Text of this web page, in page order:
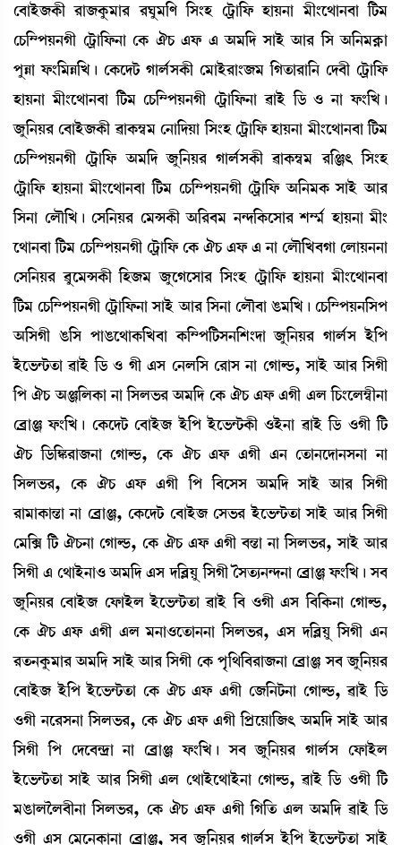
ë¤àÒü\A¡ã ¹à\Aå¡³à¹ ¹Qå³[o [Î}Ò ëi¡öà[ó¡ ÒàÚ>à ³ã}ì=à>¤à [i¡³
ëW¡[´šÚ>Kã ëi¡öà[ó¡>à ëA¡ 'W¡ &ó¡ & "³[ƒ ÎàÒü "à¹ [Î "[>³A¥¡à
šåÄà ó¡}[³Ä[J¡ú ëA¡ìƒi¡ Kàº¢ÎA¡ã ë³àÒü¹à}\³ [Kt¡à¹à[> ëƒ¤ã ëi¡öà[ó¡
ÒàÚ>à ³ã}ì=à>¤à [i¡³ ëW¡[´šÚ>Kã ëi¡öà[ó¡>à ¯àÒü [l¡ * >à ó¡}[J¡ú
\å[>Ú¹ ë¤àÒü\A¡ã ¯àA¡´¬³ ë>à[ƒÚà [Î}Ò ëi¡öà[ó¡ ÒàÚ>à ³ã}ì=à>¤à [i¡³
ëW¡[´šÚ>Kã ëi¡öà[ó¡ "³[ƒ \å[>Ú¹ Kàº¢ÎA¡ã ¯àA¡´¬³ ¹[g; [Î}Ò
ëi¡öà[ó¡ ÒàÚ>à ³ã}ì=à>¤à [i¡³ ëW¡[´šÚ>Kã ëi¡öà[ó¡ "[>³A¡ ÎàÒü "à¹
[Î>à ëºï[J¡ú ëÎ[>Ú¹ ë³XA¡ã "[¹¤³ >@ƒ[A¡ìÎà¹ Å´¶¢ ÒàÚ>à ³ã}
ì=à>¤à [i¡³ ëW¡[´šÚ>Kã ëi¡öà[ó¡ ëA¡ 'W¡ &ó¡ & >à ëºï[J¤Kà ëºàÚ>>à
ëÎ[>Ú¹ ¯åì³XA¡ã [Ò\³ \åìKìÎà¹ [Î}Ò ëi¡öà[ó¡ ÒàÚ>à ³ã}ì=à>¤à
[i¡³ ëW¡[´šÚ>Kã ëi¡öà[ó¡>à ÎàÒü "à¹ [Î>à ëºï¤à R¡³[J¡ú ëW¡[´šÚ>[Îš
"[ÎKã R¡[Î šàR¡ì=àA¡[J¤à A¡[´š[i¡Î>[Å}ƒà \å[>Ú¹ Kàº¢Î Òü[š
Òüì®¡@i¡t¡à ¯àÒü [l¡ * Kã &Î ë>º[Î ë¹àÎ >à ëKàÁ¡, ÎàÒü "à¹ [ÎKã
[š 'W¡ "g[ºA¡à >à [Îº®¡¹ "³[ƒ ëA¡ 'W¡ &ó¡ &Kã &º [W¡}ìº´¬ã>à
ë¤øàg ó¡}[J¡ú ëA¡ìƒi¡ ë¤àÒü\ Òü[š Òüì®¡@i¡A¡ã *Òü>à ¯àÒü [l¡ *Kã [i¡
'W¡ [l¡[S¡¹à\>à ëKàÁ¡, ëA¡ 'W¡ &ó¡ &Kã &> ët¡à>ìƒà>Î>à >à
[Îº®¡¹, ëA¡ 'W¡ &ó¡ &Kã [š [¤ìÎÎ "³[ƒ ÎàÒü "à¹ [ÎKã
¹à³àA¡à”zà >à ë¤øàg, ëA¡ìƒi¡ ë¤àÒü\ ëÎ®¡¹ Òüì®¡@i¡t¡à ÎàÒü "à¹ [ÎKã
ë³[G [i¡ 'W¡>à ëKàÁ¡, ëA¡ 'W¡ &ó¡ &Kã ¤”zà >à [Îº®¡¹, ÎàÒü "à¹
[ÎKã & ë=àÒü>à* "³[ƒ &Î ƒ[¤ÃÚå [ÎKã íÎt¡¸>@ƒ>à ë¤øàg ó¡}[J¡ú Î¤
\å[>Ú¹ ë¤àÒü\ ëó¡àÒüº Òüì®¡@i¡t¡à ¯àÒü [¤ *Kã &Î [¤[A¡>à ëKàÁ¡,
ëA¡ 'W¡ &ó¡ &Kã &º ³>à*ìt¡à>>à [Îº®¡¹, &Î ƒ[¤ÃÚå [ÎKã &>
¹t¡>Aå¡³à¹ "³[ƒ ÎàÒü "à¹ [ÎKã ëA¡ šõ[=[¤¹à\>à ë¤øàg Î¤ \å[>Ú¹
ë¤àÒü\ Òü[š Òüì®¡@i¡t¡à ëA¡ 'W¡ &ó¡ &Kã ë\[>i¡>à ëKàÁ¡, ¯àÒü [l¡
*Kã >ì¹Î>à [Îº®¡¹, ëA¡ 'W¡ &ó¡ &Kã [šøìÚà[\; "³[ƒ ÎàÒü "à¹
[ÎKã [š ëƒì¤@ƒøà >à ë¤øàg ó¡}[J¡ú Î¤ \å[>Ú¹ Kàº¢Î ëó¡àÒüº
Òüì®¡@i¡t¡à ÎàÒü "à¹ [ÎKã &º ë=àÒüì=àÒü>à ëKàÁ¡, ¯àÒü [l¡ *Kã [i¡
³R¡àºîº¤ã>à [Îº®¡¹, ëA¡ 'W¡ &ó¡ &Kã [K[t¡ &º "³[ƒ ¯àÒü [l¡
*Kã &Î ë³ì>A¡à>à ë¤øàg, Î¤ \å[>Ú¹ Kàº¢Î Òü[š Òüì®¡@i¡t¡à ÎàÒü